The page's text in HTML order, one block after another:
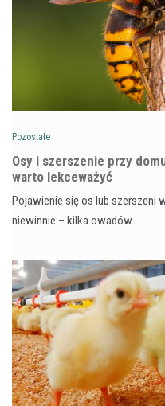
Pozostałe
Osy i szerszenie przy
warto lekceważyć
Pojawienie się os lub szerszeni
niewinnie – kilka owadów…